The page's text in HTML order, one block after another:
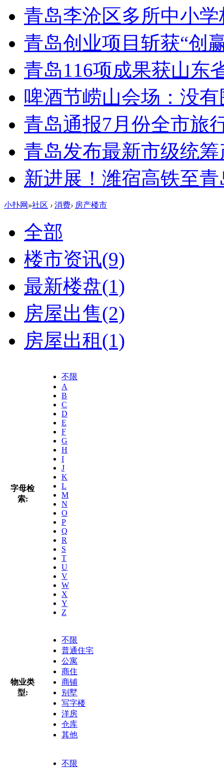
青岛李沧区多所中小
青岛创业项目斩获“创
青岛116项成果获山东
啤酒节崂山会场：没有
青岛通报7月份全市旅
青岛发布最新市级统
新进展！潍宿高铁至
小扑网 »社区 › 消费› 房产楼市
全部
楼市资讯(9)
最新楼盘(1)
房屋出售(2)
房屋出租(1)
字母检
索:
不限
A
B
C
D
E
F
G
H
I
J
K
L
M
N
O
P
Q
R
S
T
U
V
W
X
Y
Z
物业类
型:
不限
普通住宅
公寓
商住
商铺
别墅
写字楼
洋房
仓库
其他
不限